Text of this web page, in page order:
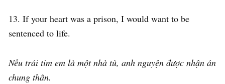
13. If your heart was a prison, I would want to be
sentenced to life.
Nếu trái tim em là một nhà tù, anh nguyện được nhận án
chung thân.